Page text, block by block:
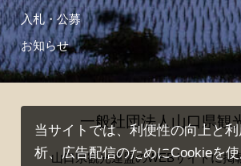
入札・公募
お知らせ
一般社団法人山口県観
山口県観光連盟のWEBサイトに掲
当サイトでは、利便性の向上と
析、広告配信のためにCookieを